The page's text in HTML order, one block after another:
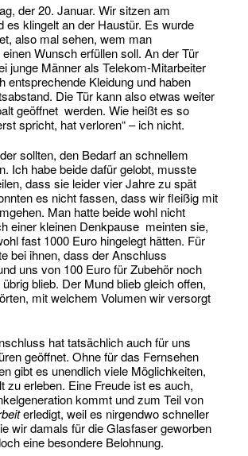
der 20. Januar. Wir sitzen am
es klingelt an der Haustür. Es wurde
also mal sehen, wem man
Wunsch erfüllen soll. An der Tür
junge Männer als Telekom-Mitarbeiter
entsprechende Kleidung und haben
Die Tür kann also etwas weiter
geöffnet werden. Wie heißt es so
spricht, hat verloren“ – ich nicht.
sollten, den Bedarf an schnellem
Ich habe beide dafür gelobt, musste
dass sie leider vier Jahre zu spät
es nicht fassen, dass wir fleißig mit
Man hatte beide wohl nicht
einer kleinen Denkpause meinten sie,
fast 1000 Euro hingelegt hätten. Für
bei ihnen, dass der Anschluss
uns von 100 Euro für Zubehör noch
blieb. Der Mund blieb gleich offen,
mit welchem Volumen wir versorgt
hat tatsächlich auch für uns
geöffnet. Ohne für das Fernsehen
gibt es unendlich viele Möglichkeiten,
zu erleben. Eine Freude ist es auch,
kommt und zum Teil von
erledigt, weil es nirgendwo schneller
wir damals für die Glasfaser geworben
eine besondere Belohnung.